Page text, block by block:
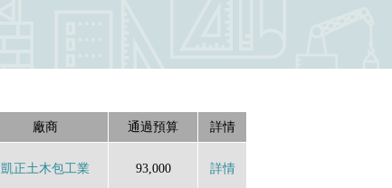
廠商 通過預算 詳情
凱正土木包工業 93,000 詳情